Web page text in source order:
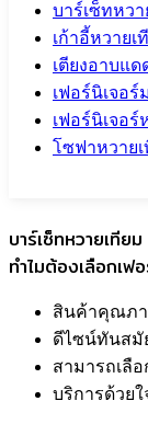
บาร์เซ็ทหวา
เก้าอี้หวายเ
เตียงอาบแด
เฟอร์นิเจอร์
เฟอร์นิเจอร์
โซฟาหวาย
บาร์เซ็ทหวายเทีย
ทำไมต้องเลือกเ
สินค้าคุณภา
ดีไซน์ทันสมั
สามารถเลื
บริการด้วย